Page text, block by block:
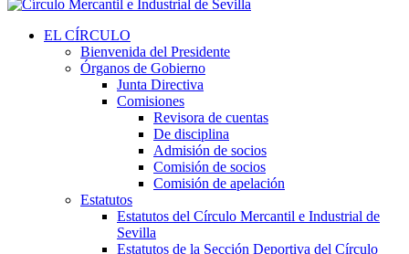
EL CÍRCULO
Bienvenida del Presidente
Órganos de Gobierno
Junta Directiva
Comisiones
Revisora de cuentas
De disciplina
Admisión de socios
Comisión de socios
Comisión de apelación
Estatutos
Estatutos del Círculo Mercantil e Industrial de
Sevilla
Estatutos de la Sección Deportiva del Círculo